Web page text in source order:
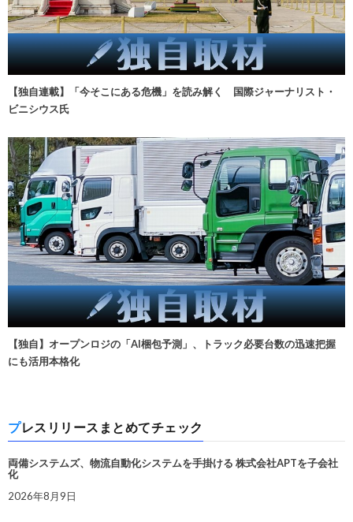
【独自連載】「今そこにある危機」を読み解く 国際ジャーナリスト・
ビニシウス氏
【独自】オープンロジの「AI梱包予測」、トラック必要台数の迅速把握
にも活用本格化
プレスリリースまとめてチェック
両備システムズ、物流自動化システムを手掛ける 株式会社APTを子会社
化
2026年8月9日